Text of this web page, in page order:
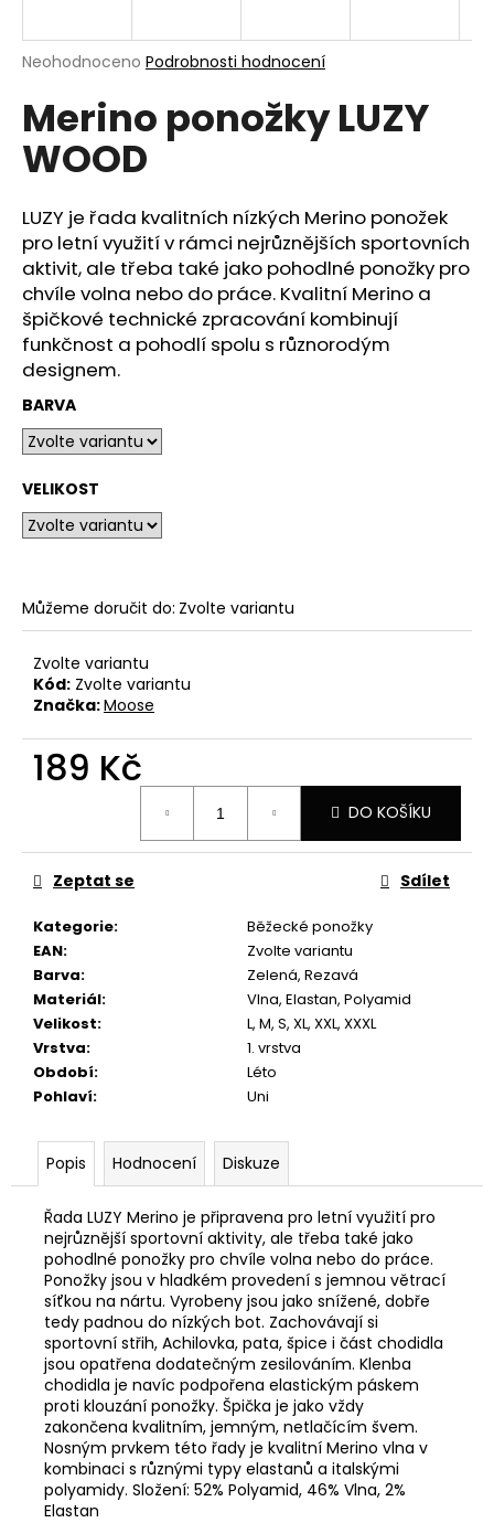
Průměrné
produktu
je
0,0
z
hvězdiček.
Neohodnoceno Podrobnosti hodnocení
Merino ponožky LUZY
WOOD
LUZY je řada kvalitních nízkých Merino ponožek
pro letní využití v rámci nejrůznějších sportovních
aktivit, ale třeba také jako pohodlné ponožky pro
chvíle volna nebo do práce. Kvalitní Merino a
špičkové technické zpracování kombinují
funkčnost a pohodlí spolu s různorodým
designem.
BARVA
VELIKOST
Můžeme doručit do: Zvolte variantu
Zvolte variantu
Kód: Zvolte variantu
Značka:Moose
189 Kč
DO KOŠÍKU
Kategorie:
Běžecké ponožky
EAN:
Zvolte variantu
Barva:
Zelená, Rezavá
Materiál: Vlna, Elastan, Polyamid
Velikost:
L, M, S, XL, XXL, XXXL
Vrstva:
1. vrstva
Období:
Léto
Pohlaví: Uni
Zeptat se Sdílet
Popis Hodnocení Diskuze
Řada LUZY Merino je připravena pro letní využití pro
nejrůznější sportovní aktivity, ale třeba také jako
pohodlné ponožky pro chvíle volna nebo do práce.
Ponožky jsou v hladkém provedení s jemnou větrací
síťkou na nártu. Vyrobeny jsou jako snížené, dobře
tedy padnou do nízkých bot. Zachovávají si
sportovní střih, Achilovka, pata, špice i část chodidla
jsou opatřena dodatečným zesilováním. Klenba
chodidla je navíc podpořena elastickým páskem
proti klouzání ponožky. Špička je jako vždy
zakončena kvalitním, jemným, netlačícím švem.
Nosným prvkem této řady je kvalitní Merino vlna v
kombinaci s různými typy elastanů a italskými
polyamidy. Složení: 52% Polyamid, 46% Vlna, 2%
Elastan
a
j
í
t
?
HLEDAT
D
o
p
o
u
č
u
m
e
CYKLISTICKÉ
PONOŽKY
FRESH
10
139